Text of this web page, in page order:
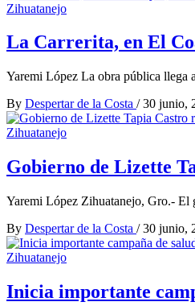
Zihuatanejo
La Carrerita, en El
Yaremi López La obra pública llega
By Despertar de la Costa / 30 junio,
Zihuatanejo
Gobierno de Lizette
Yaremi López Zihuatanejo, Gro.- El
By Despertar de la Costa / 30 junio,
Zihuatanejo
Inicia importante